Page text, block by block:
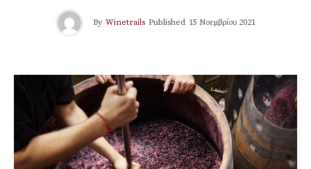
By Winetrails Published 15 Νοεμβρίου 2021